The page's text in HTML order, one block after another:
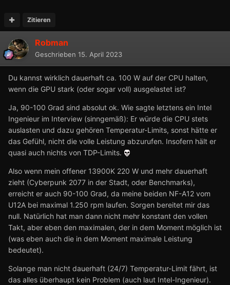
Zitieren
Robman
Geschrieben 15. April 2023
Du kannst wirklich dauerhaft ca. 100 W auf der CPU halten,
wenn die GPU stark (oder sogar voll) ausgelastet ist?
Ja, 90-100 Grad sind absolut ok. Wie sagte letztens ein Intel
Ingenieur im Interview (sinngemäß): Er würde die CPU stets
auslasten und dazu gehören Temperatur-Limits, sonst hätte er
das Gefühl, nicht die volle Leistung abzurufen. Insofern hält er
quasi auch nichts von TDP-Limits.
Also wenn mein offener 13900K 220 W und mehr dauerhaft
zieht (Cyberpunk 2077 in der Stadt, oder Benchmarks),
erreicht er auch 90-100 Grad, da meine beiden NF-A12 vom
U12A bei maximal 1.250 rpm laufen. Sorgen bereitet mir das
null. Natürlich hat man dann nicht mehr konstant den vollen
Takt, aber eben den maximalen, der in dem Moment möglich ist
(was eben auch die in dem Moment maximale Leistung
bedeutet).
Solange man nicht dauerhaft (24/7) Temperatur-Limit fährt, ist
das alles überhaupt kein Problem (auch laut Intel-Ingenieur).